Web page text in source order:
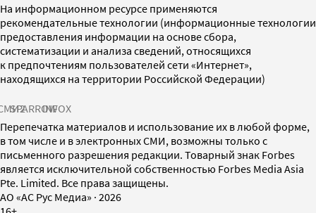
На информационном ресурсе применяются
рекомендательные технологии (информационные технологии
предоставления информации на основе сбора,
систематизации и анализа сведений, относящихся
к предпочтениям пользователей сети «Интернет»,
находящихся на территории Российской Федерации)
SPARROWINFOX
Перепечатка материалов и использование их в любой форме,
в том числе и в электронных СМИ, возможны только с
письменного разрешения редакции. Товарный знак Forbes
является исключительной собственностью Forbes Media Asia
Pte. Limited. Все права защищены.
AO «АС Рус Медиа» · 2026